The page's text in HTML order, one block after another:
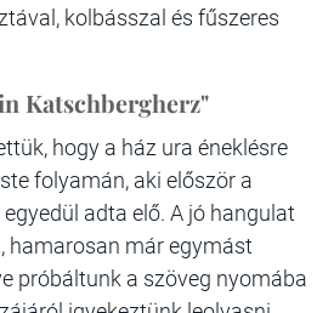
kolbásszal és fűszeres
Katschbergherz"
hogy a ház ura éneklésre
folyamán, aki először a
adta elő. A jó hangulat
hamarosan már egymást
próbáltunk a szöveg nyomába